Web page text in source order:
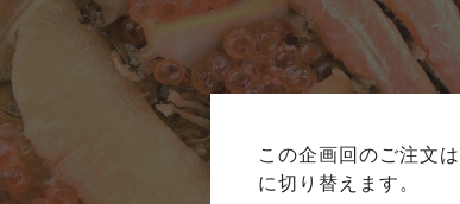
この企画回のご注文
に切り替えます。
ご利用約款（
このサイトは7つの生協から業務委託を受けて
める利用約款をご確認のうえ、ご利用くださ
個
このサイトは7つの生協から業務委託を受けて
ては、コープ事業連合、ならびに各生協の「個
ます。
コープ事業連合、ならびに各生協の「個人情
特定商
このサイトは7つの生協から業務委託を受けて
生協となります。
各生協の「特定商取引法に基づく表記につい